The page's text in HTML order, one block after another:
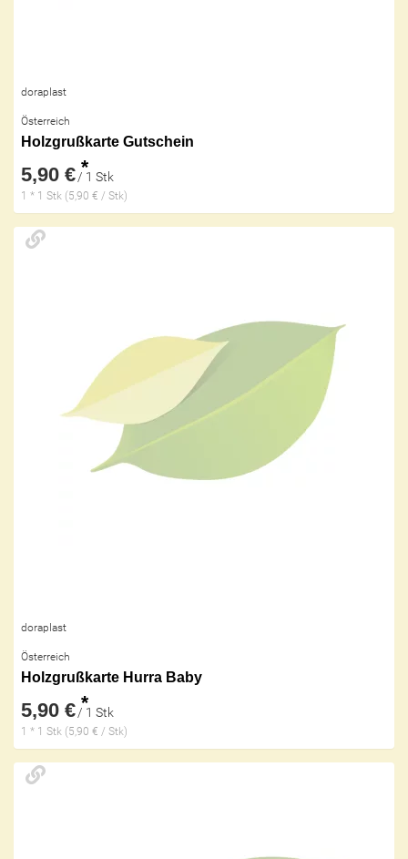
doraplast
Österreich
Holzgrußkarte Gutschein
5,90 € *
/ 1 Stk
1 * 1 Stk (5,90 € / Stk)
doraplast
Österreich
Holzgrußkarte Hurra Baby
5,90 € *
/ 1 Stk
1 * 1 Stk (5,90 € / Stk)